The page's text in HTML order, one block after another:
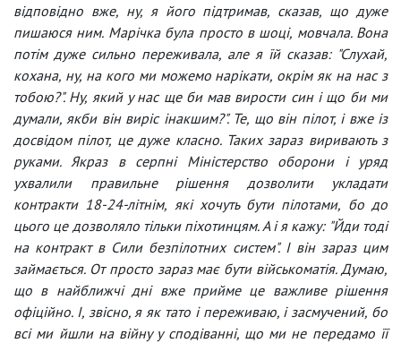
відповідно вже, ну, я його підтримав, сказав, що дуже
пишаюся ним. Марічка була просто в шоці, мовчала. Вона
потім дуже сильно переживала, але я їй сказав: "Слухай,
кохана, ну, на кого ми можемо нарікати, окрім як на нас з
тобою?". Ну, який у нас ще би мав вирости син і що би ми
думали, якби він виріс інакшим?". Те, що він пілот, і вже із
досвідом пілот, це дуже класно. Таких зараз виривають з
руками. Якраз в серпні Міністерство оборони і уряд
ухвалили правильне рішення дозволити укладати
контракти 18-24-літнім, які хочуть бути пілотами, бо до
цього це дозволяло тільки піхотинцям. А і я кажу: "Йди тоді
на контракт в Сили безпілотних систем". І він зараз цим
займається. От просто зараз має бути військоматія. Думаю,
що в найближчі дні вже прийме це важливе рішення
офіційно. І, звісно, я як тато і переживаю, і засмучений, бо
всі ми йшли на війну у сподіванні, що ми не передамо її